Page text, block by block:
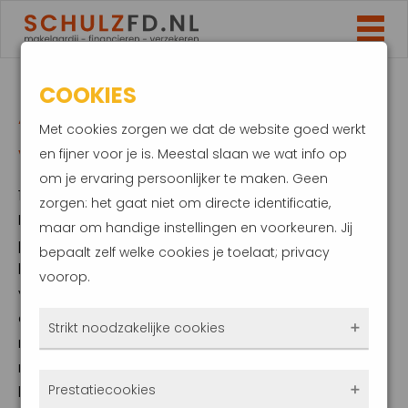
VERPLICHT OF NIET?
18 augustus 2025
Met de aansprakelijkheidsverzekering
particulieren (AVP) verzeker je je voor de
kosten van schade die jij bij anderen
veroorzaakt. Veel mensen denken dat deze
aansprakelijkheidsverzekering verplicht is,
maar dat is niet zo. Dat doet niets af aan het
nut van de verzekering. De AVP kan je
beschermen tegen forse financiële
COOKIES
Met cookies zorgen we dat de website goed werkt
en fijner voor je is. Meestal slaan we wat info op
om je ervaring persoonlijker te maken. Geen
zorgen: het gaat niet om directe identificatie,
maar om handige instellingen en voorkeuren. Jij
bepaalt zelf welke cookies je toelaat; privacy
voorop.
Strikt noodzakelijke cookies
Prestatiecookies